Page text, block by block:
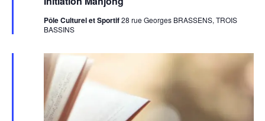
avant
Pôle Culturel et Sportif28 rue Georges BRASSENS, TROIS
BASSINS